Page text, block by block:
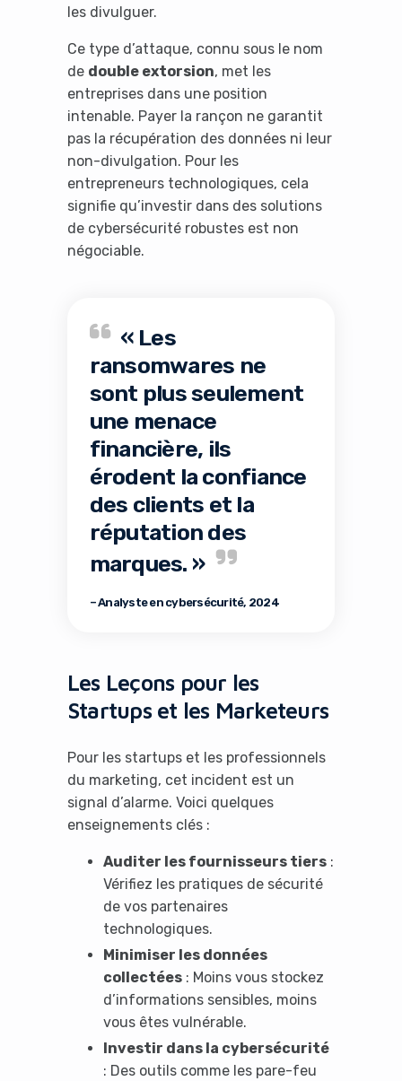
les divulguer.
Ce type d’attaque, connu sous le nom
de double extorsion, met les
entreprises dans une position
intenable. Payer la rançon ne garantit
pas la récupération des données ni leur
non-divulgation. Pour les
entrepreneurs technologiques, cela
signifie qu’investir dans des solutions
de cybersécurité robustes est non
négociable.
« Les
ransomwares ne
sont plus seulement
une menace
financière, ils
érodent la confiance
des clients et la
réputation des
marques. »
– Analyste en cybersécurité, 2024
Les Leçons pour les
Startups et les Marketeurs
Pour les startups et les professionnels
du marketing, cet incident est un
signal d’alarme. Voici quelques
enseignements clés :
Auditer les fournisseurs tiers:
Vérifiez les pratiques de sécurité
de vos partenaires
technologiques.
Minimiser les données
collectées: Moins vous stockez
d’informations sensibles, moins
vous êtes vulnérable.
Investir dans la cybersécurité
: Des outils comme les pare-feu